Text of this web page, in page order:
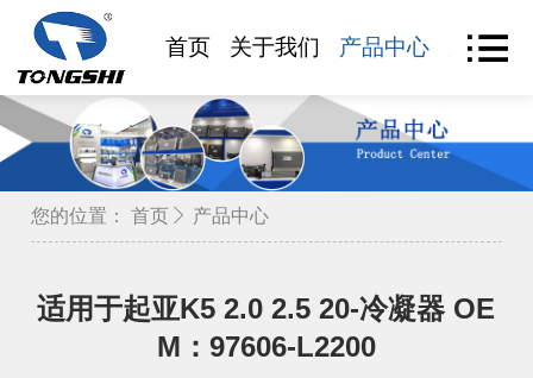
首页 关于我们 产品中心 产品查
您的位置： 首页 产品中心
适用于起亚K5 2.0 2.5 20-冷凝器 OE
M：97606-L2200